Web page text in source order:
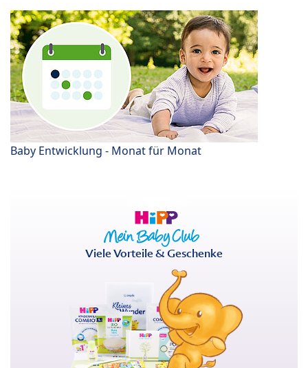
Baby Entwicklung - Monat für Monat
Viele Vorteile & Geschenke